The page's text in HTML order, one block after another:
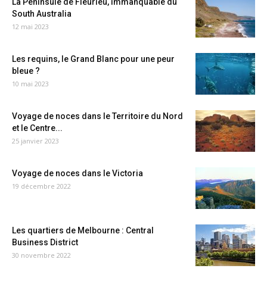
South Australia
12 mai 2023
Les requins, le Grand Blanc pour une peur
bleue ?
10 mai 2023
Voyage de noces dans le Territoire du Nord
et le Centre...
25 janvier 2023
Voyage de noces dans le Victoria
19 décembre 2022
Les quartiers de Melbourne : Central
Business District
30 novembre 2022